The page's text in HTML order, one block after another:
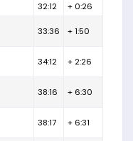
32:12 + 0:26
33:36 + 1:50
34:12 + 2:26
38:16 + 6:30
38:17 + 6:31